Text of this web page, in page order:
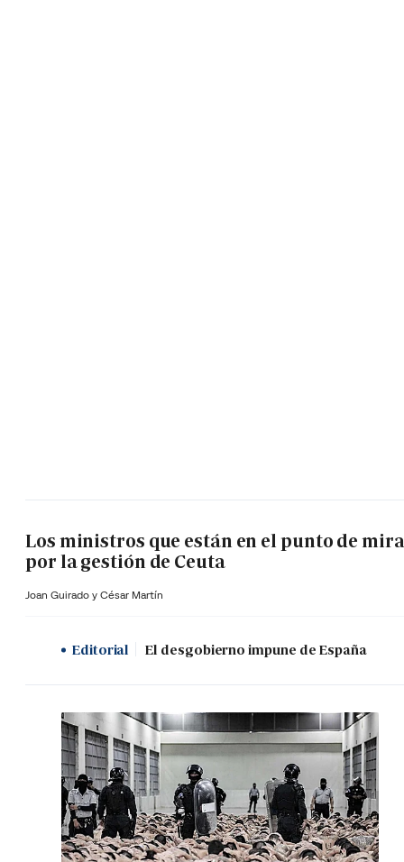
Los ministros que están en el punto de mira
por la gestión de Ceuta
Joan Guirado y César Martín
Editorial El desgobierno impune de España